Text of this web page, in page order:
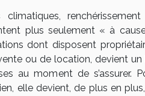
climatiques,
plus seulement « à
dont disposent
ou de location, devient
au moment de s’assurer.
elle devient, de plus en